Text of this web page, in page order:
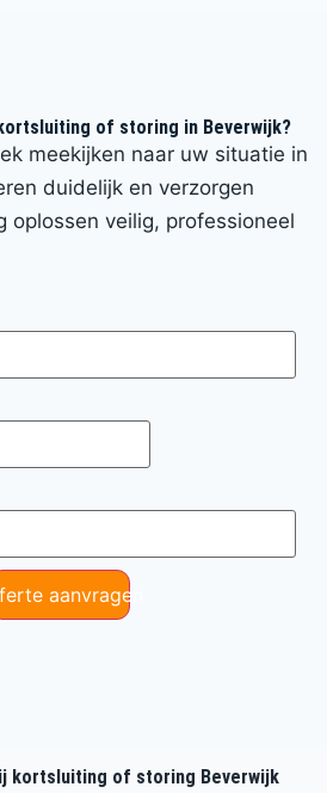
of storing in Beverwijk?
meekijken naar uw situatie in
duidelijk en verzorgen
oplossen veilig, professioneel
aanvragen
kortsluiting of storing Beverwijk